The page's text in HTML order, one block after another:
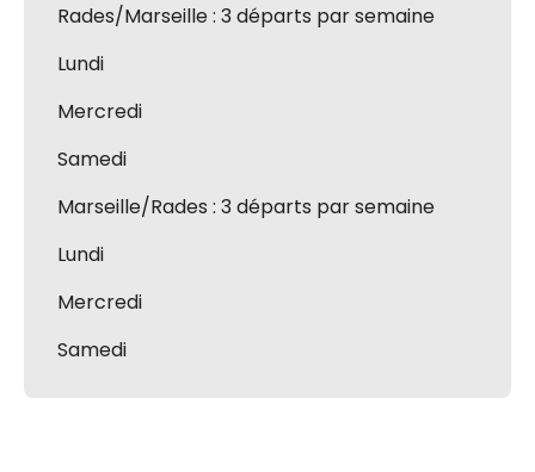
Rades/Marseille : 3 départs par semaine
Lundi
Mercredi
Samedi
Marseille/Rades : 3 départs par semaine
Lundi
Mercredi
Samedi